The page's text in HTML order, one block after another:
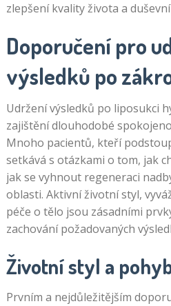
zlepšení kvality života a
Doporučení pro
výsledků po
Udržení výsledků po liposukci
zajištění dlouhodobé
Mnoho pacientů, kteří
setkává s otázkami o tom, jak
jak se vyhnout regeneraci
oblasti. Aktivní životní styl,
péče o tělo jsou zásadními
zachování požadovaných
Životní styl a
Prvním a nejdůležitějším